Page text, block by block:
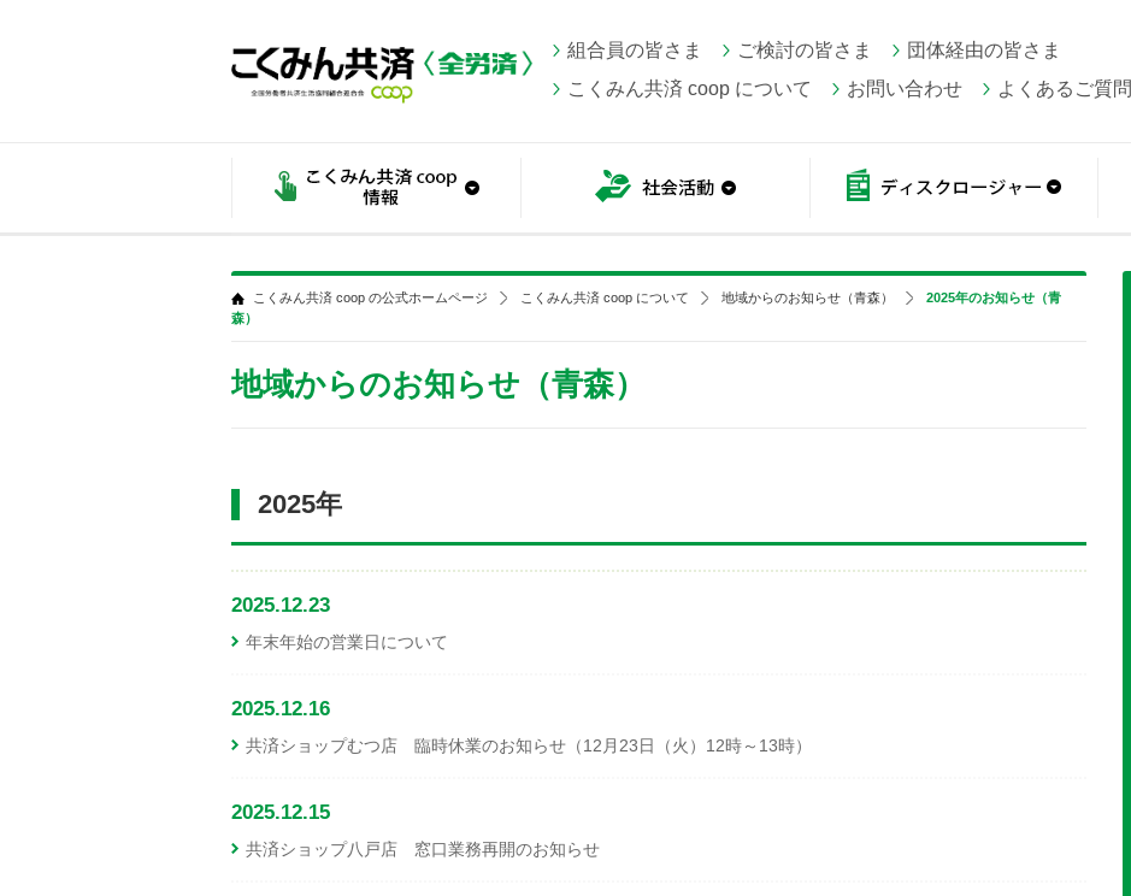
組合員の皆さま ご検討の皆さま
団体経由の皆さま
こくみん共済 coop について
お問い合わせ よくあるご質問
こくみん共済 coop の公式ホームページ こくみん共済 coop について 地域からのお知らせ（青森）
2025年のお知らせ（青
森）
地域からのお知らせ（青森）
2025年
2025.12.23
年末年始の営業日について
2025.12.16
共済ショップむつ店 臨時休業のお知らせ（12月23日（火）12時～13時）
2025.12.15
共済ショップ八戸店 窓口業務再開のお知らせ